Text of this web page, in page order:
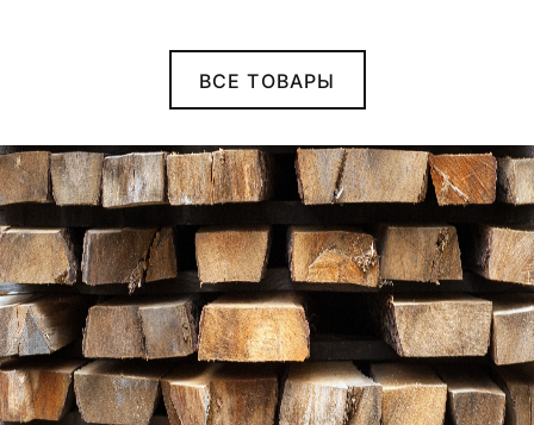
ВСЕ ТОВАРЫ